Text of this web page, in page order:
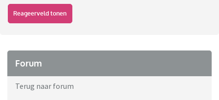
Reageerveld tonen
Forum
Terug naar forum